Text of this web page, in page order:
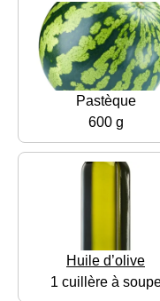
Pastèque
600 g
Huile d’olive
1 cuillère à